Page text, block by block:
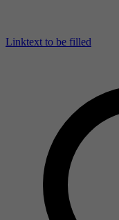
Linktext to be filled